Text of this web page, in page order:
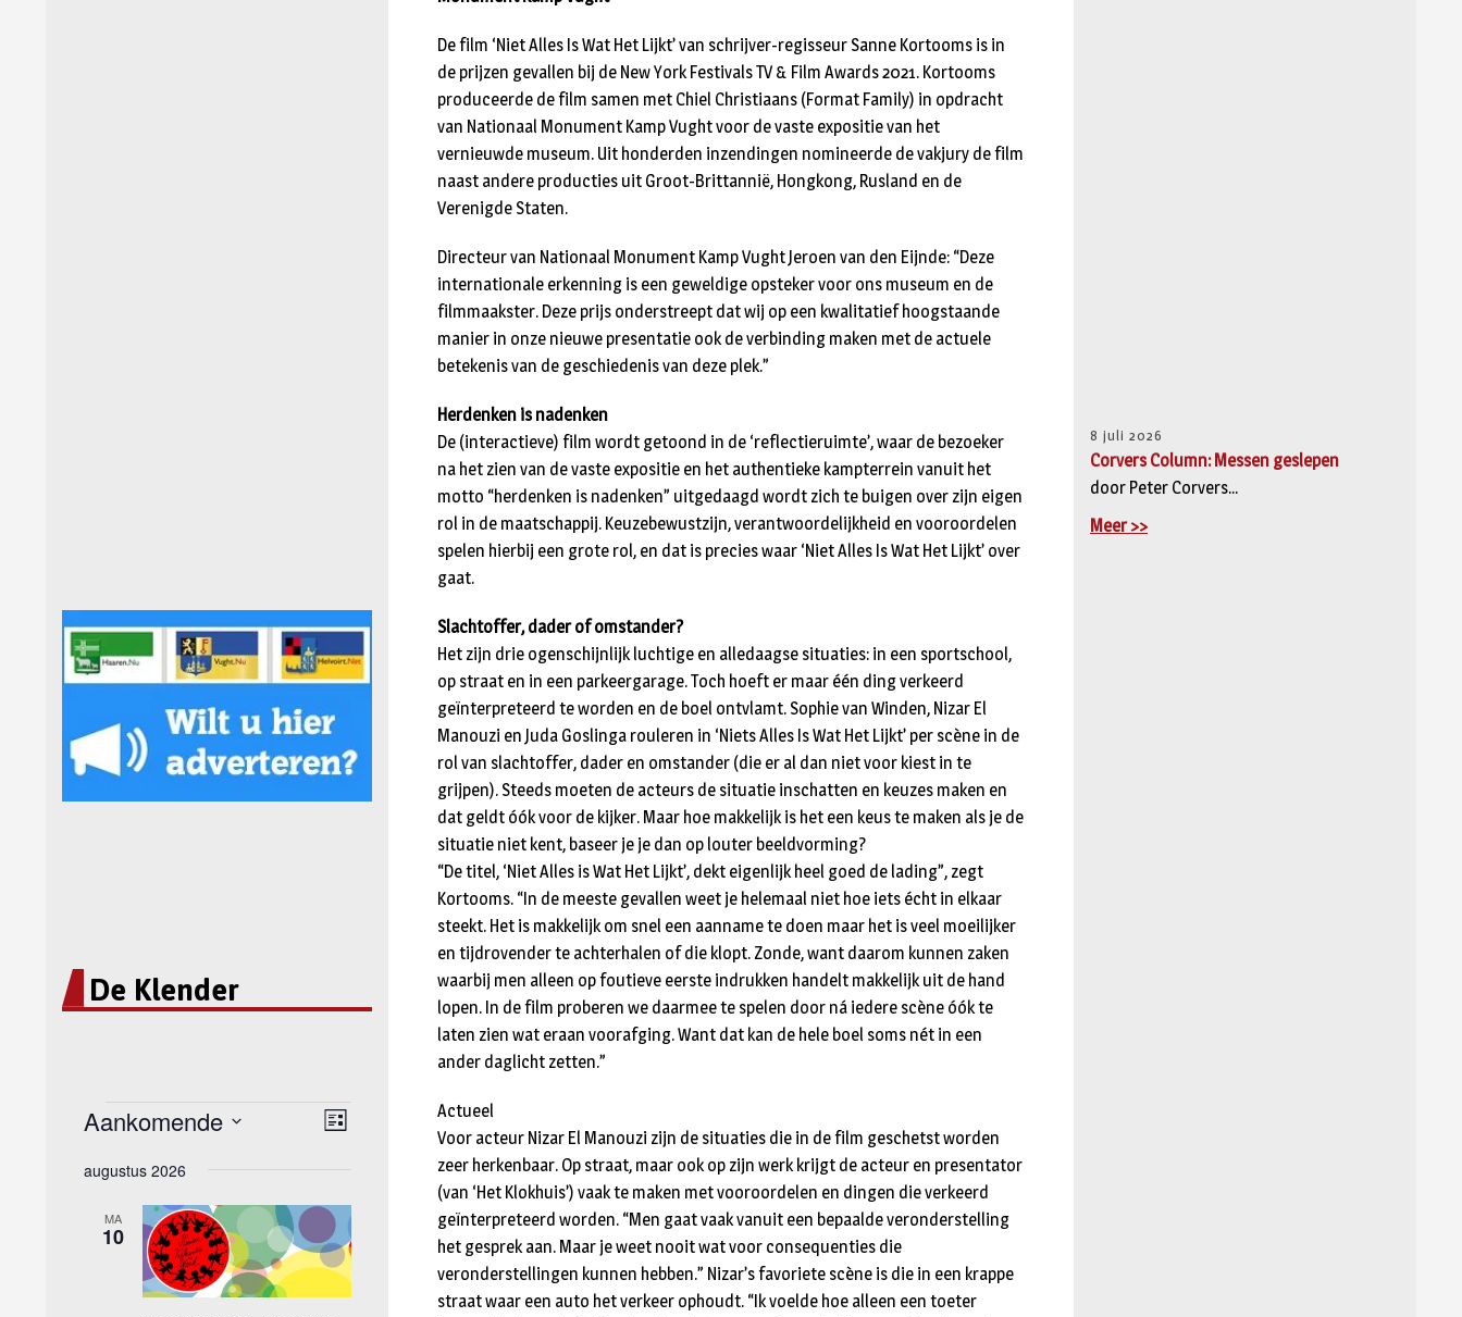
De Klender
De film ‘Niet Alles Is Wat Het Lijkt’ van schrijver-regisseur Sanne Kortooms is in
de prijzen gevallen bij de New York Festivals TV & Film Awards 2021. Kortooms
produceerde de film samen met Chiel Christiaans (Format Family) in opdracht
van Nationaal Monument Kamp Vught voor de vaste expositie van het
vernieuwde museum. Uit honderden inzendingen nomineerde de vakjury de film
naast andere producties uit Groot-Brittannië, Hongkong, Rusland en de
Verenigde Staten.
Directeur van Nationaal Monument Kamp Vught Jeroen van den Eijnde: “Deze
internationale erkenning is een geweldige opsteker voor ons museum en de
filmmaakster. Deze prijs onderstreept dat wij op een kwalitatief hoogstaande
manier in onze nieuwe presentatie ook de verbinding maken met de actuele
betekenis van de geschiedenis van deze plek.”
Herdenken is nadenken
De (interactieve) film wordt getoond in de ‘reflectieruimte’, waar de bezoeker
na het zien van de vaste expositie en het authentieke kampterrein vanuit het
motto “herdenken is nadenken” uitgedaagd wordt zich te buigen over zijn eigen
rol in de maatschappij. Keuzebewustzijn, verantwoordelijkheid en vooroordelen
spelen hierbij een grote rol, en dat is precies waar ‘Niet Alles Is Wat Het Lijkt’ over
gaat.
Slachtoffer, dader of omstander?
Het zijn drie ogenschijnlijk luchtige en alledaagse situaties: in een sportschool,
op straat en in een parkeergarage. Toch hoeft er maar één ding verkeerd
geïnterpreteerd te worden en de boel ontvlamt. Sophie van Winden, Nizar El
Manouzi en Juda Goslinga rouleren in ‘Niets Alles Is Wat Het Lijkt’ per scène in de
rol van slachtoffer, dader en omstander (die er al dan niet voor kiest in te
grijpen). Steeds moeten de acteurs de situatie inschatten en keuzes maken en
dat geldt óók voor de kijker. Maar hoe makkelijk is het een keus te maken als je de
situatie niet kent, baseer je je dan op louter beeldvorming?
“De titel, ‘Niet Alles is Wat Het Lijkt’, dekt eigenlijk heel goed de lading”, zegt
Kortooms. “In de meeste gevallen weet je helemaal niet hoe iets écht in elkaar
steekt. Het is makkelijk om snel een aanname te doen maar het is veel moeilijker
en tijdrovender te achterhalen of die klopt. Zonde, want daarom kunnen zaken
waarbij men alleen op foutieve eerste indrukken handelt makkelijk uit de hand
lopen. In de film proberen we daarmee te spelen door ná iedere scène óók te
laten zien wat eraan voorafging. Want dat kan de hele boel soms nét in een
ander daglicht zetten.”
Actueel
Voor acteur Nizar El Manouzi zijn de situaties die in de film geschetst worden
zeer herkenbaar. Op straat, maar ook op zijn werk krijgt de acteur en presentator
(van ‘Het Klokhuis’) vaak te maken met vooroordelen en dingen die verkeerd
geïnterpreteerd worden. “Men gaat vaak vanuit een bepaalde veronderstelling
het gesprek aan. Maar je weet nooit wat voor consequenties die
veronderstellingen kunnen hebben.” Nizar’s favoriete scène is die in een krappe
straat waar een auto het verkeer ophoudt. “Ik voelde hoe alleen een toeter
8 juli 2026
Corvers Column: Messen geslepen
door Peter Corvers...
Meer >>